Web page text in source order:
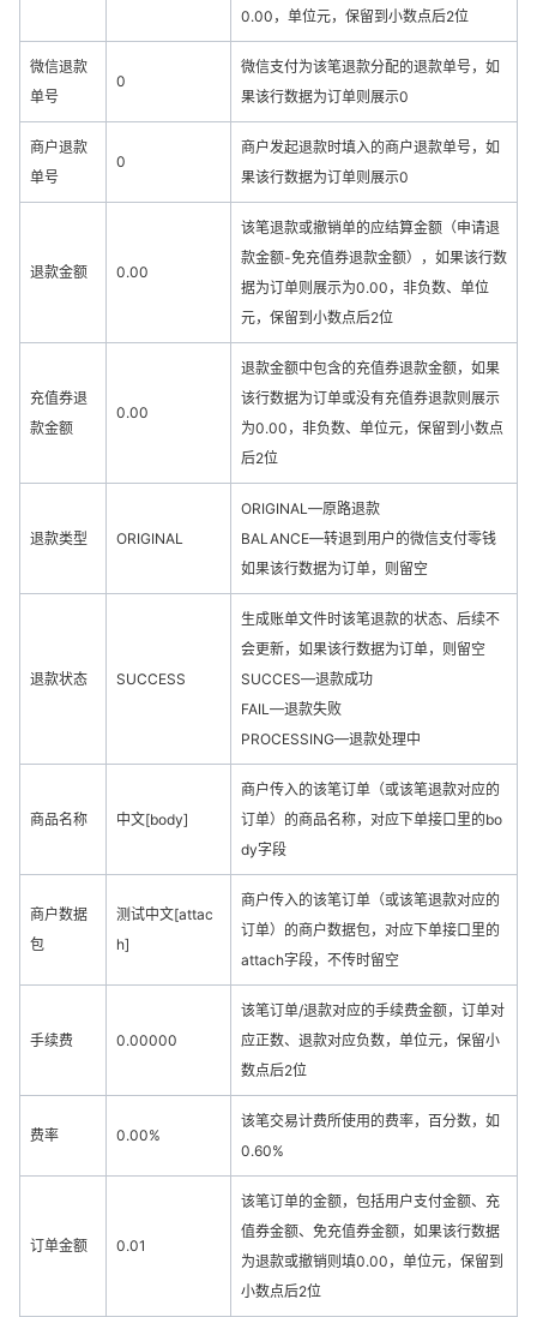
0.00，单位元，保留到小数点后2位
微信退款
单号
0
微信支付为该笔退款分配的退款单号，如
果该行数据为订单则展示0
商户退款
单号
0
商户发起退款时填入的商户退款单号，如
果该行数据为订单则展示0
退款金额 0.00
该笔退款或撤销单的应结算金额（申请退
款金额-免充值券退款金额），如果该行数
据为订单则展示为0.00，非负数、单位
元，保留到小数点后2位
充值券退
款金额
0.00
退款金额中包含的充值券退款金额，如果
该行数据为订单或没有充值券退款则展示
为0.00，非负数、单位元，保留到小数点
后2位
退款类型 ORIGINAL
ORIGINAL—原路退款
BALANCE—转退到用户的微信支付零钱
如果该行数据为订单，则留空
退款状态 SUCCESS
生成账单文件时该笔退款的状态、后续不
会更新，如果该行数据为订单，则留空
SUCCES—退款成功
FAIL—退款失败
PROCESSING—退款处理中
商品名称 中文[body]
商户传入的该笔订单（或该笔退款对应的
订单）的商品名称，对应下单接口里的bo
dy字段
商户数据
包
测试中文[attac
h]
商户传入的该笔订单（或该笔退款对应的
订单）的商户数据包，对应下单接口里的
attach字段，不传时留空
手续费 0.00000
该笔订单/退款对应的手续费金额，订单对
应正数、退款对应负数，单位元，保留小
数点后2位
费率 0.00%
该笔交易计费所使用的费率，百分数，如
0.60%
订单金额 0.01
该笔订单的金额，包括用户支付金额、充
值券金额、免充值券金额，如果该行数据
为退款或撤销则填0.00，单位元，保留到
小数点后2位